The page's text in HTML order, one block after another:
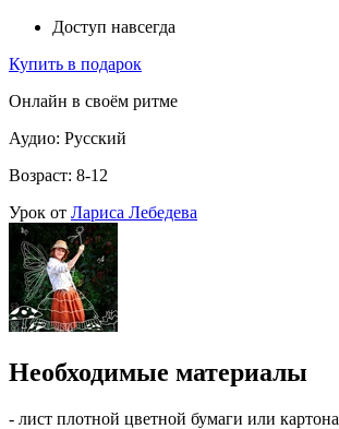
Доступ навсегда
Купить в подарок
Онлайн в своём ритме
Аудио: Русский
Возраст: 8-12
Урок от Лариса Лебедева
Необходимые материалы
- лист плотной цветной бумаги или картона